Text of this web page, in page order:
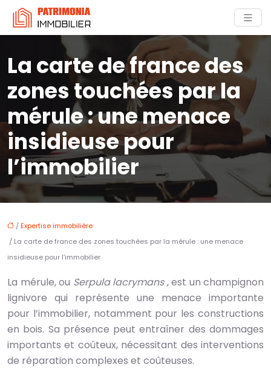
La carte de france des
zones touchées par la
mérule : une menace
insidieuse pour
l’immobilier
/Expertise immobilière
/ La carte de france des zones touchées par la mérule : une menace
insidieuse pour l’immobilier
La mérule, ou Serpula lacrymans, est un champignon
lignivore qui représente une menace importante
pour l’immobilier, notamment pour les constructions
en bois. Sa présence peut entraîner des dommages
importants et coûteux, nécessitant des interventions
de réparation complexes et coûteuses.